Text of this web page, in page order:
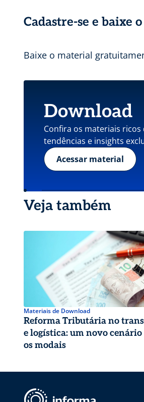
Cadastre-se e baixe
Baixe o material
Download
Confira os materiais
tendências e insights
Acessar material
Veja também
Materiais de Download
Reforma Tributária no
e logística: um novo
os modais